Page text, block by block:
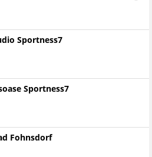
Sportness7
Sportness7
Fohnsdorf